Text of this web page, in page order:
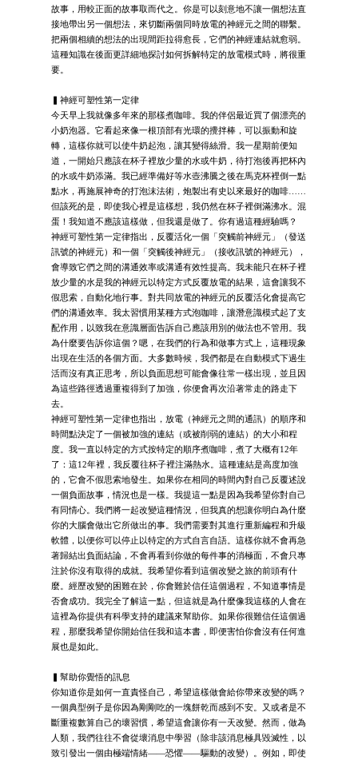
故事，用較正面的故事取而代之。你是可以刻意地不讓一個想法直
接地帶出另一個想法，來切斷兩個同時放電的神經元之間的聯繫。
把兩個相續的想法的出現間距拉得愈長，它們的神經連結就愈弱。
這種知識在後面更詳細地探討如何拆解特定的放電模式時，將很重
要。
▍神經可塑性第一定律
今天早上我就像多年來的那樣煮咖啡。我的伴侶最近買了個漂亮的
小奶泡器。它看起來像一根頂部有光環的攪拌棒，可以振動和旋
轉，這樣你就可以使牛奶起泡，讓其變得絲滑。我一星期前便知
道，一開始只應該在杯子裡放少量的水或牛奶，待打泡後再把杯內
的水或牛奶添滿。我已經準備好等水壺沸騰之後在馬克杯裡倒一點
點水，再施展神奇的打泡沫法術，炮製出有史以來最好的咖啡……
但該死的是，即使我心裡是這樣想，我仍然在杯子裡倒滿沸水。混
蛋！我知道不應該這樣做，但我還是做了。你有過這種經驗嗎？
神經可塑性第一定律指出，反覆活化一個「突觸前神經元」（發送
訊號的神經元）和一個「突觸後神經元」（接收訊號的神經元），
會導致它們之間的溝通效率或溝通有效性提高。我未能只在杯子裡
放少量的水是我的神經元以特定方式反覆放電的結果，這會讓我不
假思索，自動化地行事。對共同放電的神經元的反覆活化會提高它
們的溝通效率。我太習慣用某種方式泡咖啡，讓潛意識模式起了支
配作用，以致我在意識層面告訴自己應該用別的做法也不管用。我
為什麼要告訴你這個？嗯，在我們的行為和做事方式上，這種現象
出現在生活的各個方面。大多數時候，我們都是在自動模式下過生
活而沒有真正思考，所以負面思想可能會像往常一樣出現，並且因
為這些路徑透過重複得到了加強，你便會再次沿著常走的路走下
去。
神經可塑性第一定律也指出，放電（神經元之間的通訊）的順序和
時間點決定了一個被加強的連結（或被削弱的連結）的大小和程
度。我一直以特定的方式按特定的順序煮咖啡，煮了大概有12年
了：這12年裡，我反覆往杯子裡注滿熱水。這種連結是高度加強
的，它會不假思索地發生。如果你在相同的時間內對自己反覆述說
一個負面故事，情況也是一樣。我提這一點是因為我希望你對自己
有同情心。我們將一起改變這種情況，但我真的想讓你明白為什麼
你的大腦會做出它所做出的事。我們需要對其進行重新編程和升級
軟體，以便你可以停止以特定的方式自言自語。這樣你就不會再急
著歸結出負面結論，不會再看到你做的每件事的消極面，不會只專
注於你沒有取得的成就。我希望你看到這個改變之旅的前頭有什
麼。經歷改變的困難在於，你會難於信任這個過程，不知道事情是
否會成功。我完全了解這一點，但這就是為什麼像我這樣的人會在
這裡為你提供有科學支持的建議來幫助你。如果你很難信任這個過
程，那麼我希望你開始信任我和這本書，即便害怕你會沒有任何進
展也是如此。
▍幫助你覺悟的訊息
你知道你是如何一直責怪自己，希望這樣做會給你帶來改變的嗎？
一個典型例子是你因為剛剛吃的一塊餅乾而感到不安。又或者是不
斷重複數算自己的壞習慣，希望這會讓你有一天改變。然而，做為
人類，我們往往不會從壞消息中學習（除非該消息極具毀滅性，以
致引發出一個由極端情緒——恐懼——驅動的改變）。例如，即使